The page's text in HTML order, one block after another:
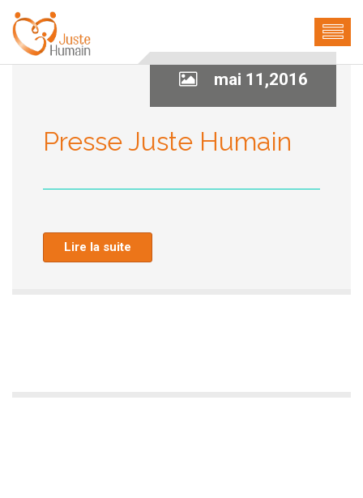
mai 11,2016
Presse Juste Humain
Lire la suite